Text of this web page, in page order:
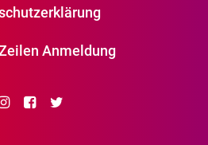
Anmeldung